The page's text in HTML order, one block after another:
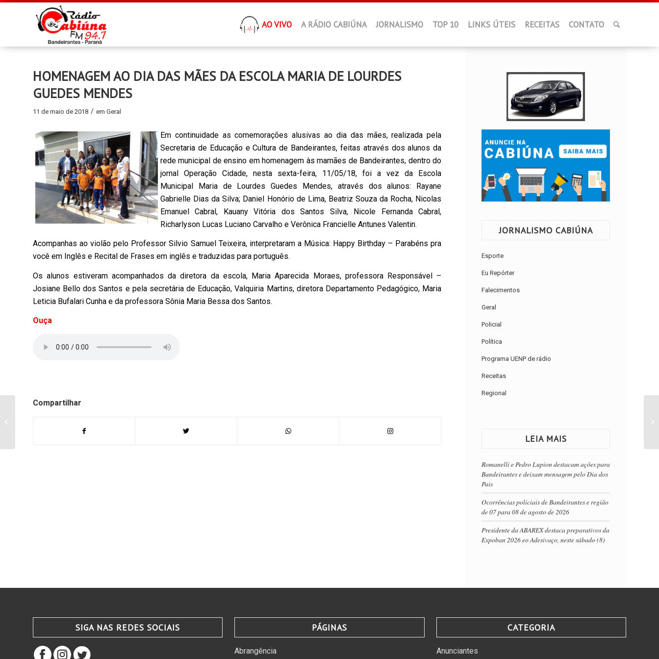
AO VIVO A RÁDIO CABIÚNA JORNALISMO TOP 10 LINKS ÚTEIS RECEITAS CONTATO
HOMENAGEM AO DIA DAS MÃES DA ESCOLA MARIA DE LOURDES
GUEDES MENDES
11 de maio de 2018 / em Geral
Em continuidade as comemorações alusivas ao dia das mães, realizada pela
Secretaria de Educação e Cultura de Bandeirantes, feitas através dos alunos da
rede municipal de ensino em homenagem às mamães de Bandeirantes, dentro do
jornal Operação Cidade, nesta sexta-feira, 11/05/18, foi a vez da Escola
Municipal Maria de Lourdes Guedes Mendes, através dos alunos: Rayane
Gabrielle Dias da Silva; Daniel Honório de Lima, Beatriz Souza da Rocha, Nicolas
Emanuel Cabral, Kauany Vitória dos Santos Silva, Nicole Fernanda Cabral,
Richarlyson Lucas Luciano Carvalho e Verônica Francielle Antunes Valentin.
Acompanhas ao violão pelo Professor Silvio Samuel Teixeira, interpretaram a Música: Happy Birthday – Parabéns pra
você em Inglês e Recital de Frases em inglês e traduzidas para português.
Os alunos estiveram acompanhados da diretora da escola, Maria Aparecida Moraes, professora Responsável –
Josiane Bello dos Santos e pela secretária de Educação, Valquiria Martins, diretora Departamento Pedagógico, Maria
Leticia Bufalari Cunha e da professora Sônia Maria Bessa dos Santos.
Ouça
Compartilhar
JORNALISMO CABIÚNA
Esporte
Eu Repórter
Falecimentos
Geral
Policial
Política
Programa UENP de rádio
Receitas
Regional
LEIA MAIS
Romanelli e Pedro Lupion destacam ações para
Bandeirantes e deixam mensagem pelo Dia dos
Pais
Ocorrências policiais de Bandeirantes e região
de 07 para 08 de agosto de 2026
Presidente da ABAREX destaca preparativos da
Expoban 2026 eo Adesivaço, neste sábado (8)
SIGA NAS REDES SOCIAIS PÁGINAS
Abrangência
CATEGORIA
Anunciantes
Confirmado 1º caso da